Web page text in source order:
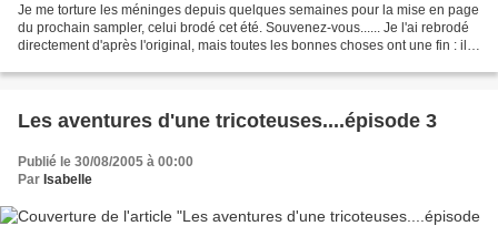
Je me torture les méninges depuis quelques semaines pour la mise en page
du prochain sampler, celui brodé cet été. Souvenez-vous...... Je l'ai rebrodé
directement d'après l'original, mais toutes les bonnes choses ont une fin : il
Les aventures d'une tricoteuses....épisode 3
Publié le 30/08/2005 à 00:00
Par Isabelle